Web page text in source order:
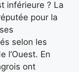
inférieure ? La
pour la
selon les
l’Ouest. En
ont